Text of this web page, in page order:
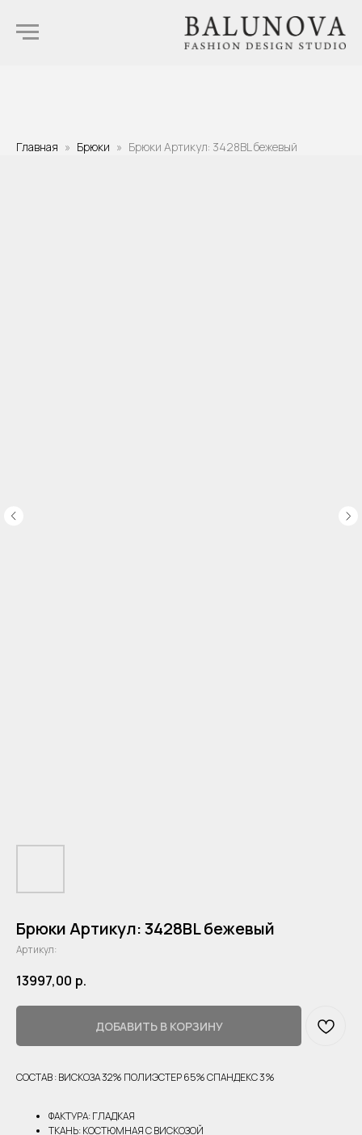
Главная Брюки Брюки Артикул: 3428BL бежевый
Брюки Артикул: 3428BL бежевый
Артикул:
13997,00 р.
ДОБАВИТЬ В КОРЗИНУ
СОСТАВ : ВИСКОЗА 32% ПОЛИЭСТЕР 65% СПАНДЕКС 3%
ФАКТУРА: ГЛАДКАЯ
ТКАНЬ: КОСТЮМНАЯ С ВИСКОЗОЙ